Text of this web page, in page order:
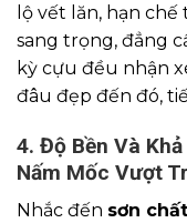
lộ vết lăn, hạn
sang trọng, đẳng
kỳ cựu đều nhận
đâu đẹp đến đó,
4. Độ Bền Và
Nấm Mốc Vượt
Nhắc đến sơn